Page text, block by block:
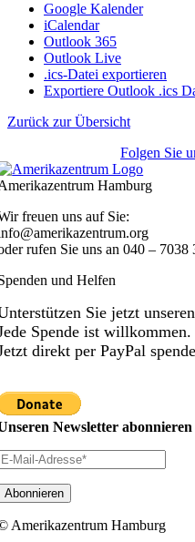
Google Kalender
iCalendar
Outlook 365
Outlook Live
.ics-Datei exportieren
Exportiere Outlook .ics
Zurück zur Übersicht
Folgen Sie
Hamburg
freuen uns auf Sie:
rufen Sie uns an040 – 7038
und Helfen
Sie jetzt
Spende ist willkommen.
direkt per PayPal
Newsletter abonnieren
Amerikazentrum Hamburg